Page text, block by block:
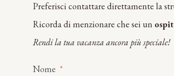
Preferisci contattare direttamente la
Ricorda di menzionare che sei un
Rendi la tua vacanza ancora più speciale!
Nome